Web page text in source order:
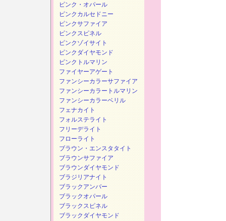
ピンク・オパール
ピンクカルセドニー
ピンクサファイア
ピンクスピネル
ピンクゾイサイト
ピンクダイヤモンド
ピンクトルマリン
ファイヤーアゲート
ファンシーカラーサファイア
ファンシーカラートルマリン
ファンシーカラーベリル
フェナカイト
フォルステライト
フリーデライト
フローライト
ブラウン・エンスタタイト
ブラウンサファイア
ブラウンダイヤモンド
ブラジリアナイト
ブラックアンバー
ブラックオパール
ブラックスピネル
ブラックダイヤモンド